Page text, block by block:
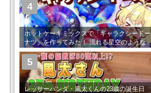
ホットケーキミックスで「ギャラクシードー
ナツ」を作ってみた！ 流れる星空のような
レンチン・レシピを紹介
4
レッサーパンダ・風太くんの23歳の誕生日
5